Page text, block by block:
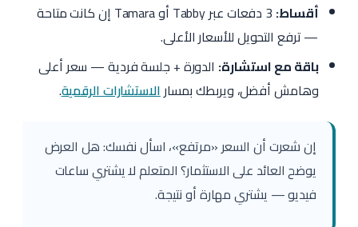
أقساط:
3 دفعات عبر Tabby أو Tamara إن كانت متاحة
— ترفع التحويل للأسعار الأعلى.
باقة مع استشارة: الدورة + جلسة فردية — سعر أعلى
وهامش أفضل، ويربطك بمسارالاستشارات الرقمية.
إن شعرت أن السعر «مرتفع»، اسأل نفسك: هل العرض
يوضح العائد على الاستثمار؟ المتعلم لا يشتري ساعات
فيديو — يشتري مهارة أو نتيجة.